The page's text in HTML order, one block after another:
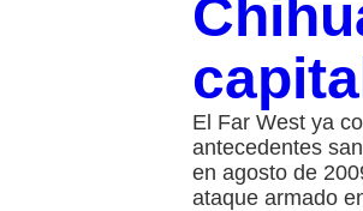
El Far West ya
antecedentes
en agosto de
ataque armado